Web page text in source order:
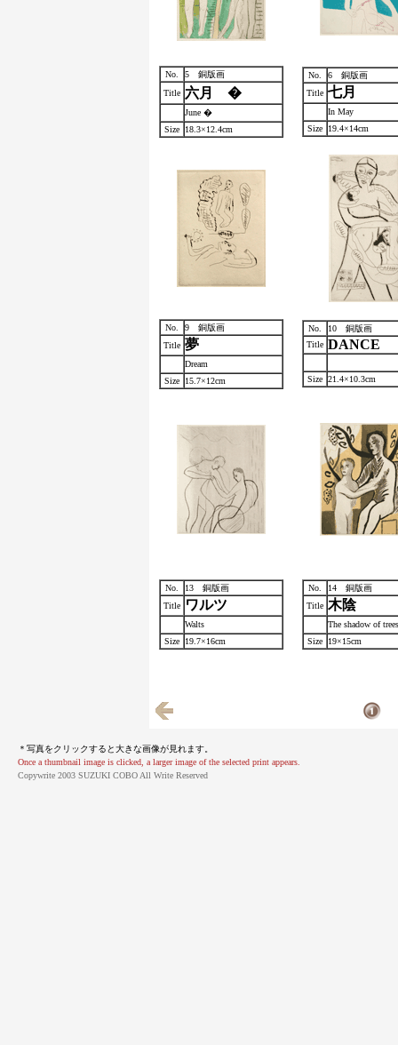
No.
5 銅版画
Title 六月 �
June �
Size
18.3×12.4cm
No.
6 銅版画
Title 七月
In May
Size
19.4×14cm
No.
9 銅版画
Title 夢
Dream
Size
15.7×12cm
No.
10 銅版画
Title DANCE
Size 21.4×10.3cm
No.
13 銅版画
Title
ワルツ
Walts
Size
19.7×16cm
No.
14 銅版画
Title 木陰
The shadow of trees
Size
19×15cm
＊写真をクリックすると大きな画像が見れます。
Once a thumbnail image is clicked, a larger image of the selected print appears.
Copywrite 2003 SUZUKI COBO All Write Reserved